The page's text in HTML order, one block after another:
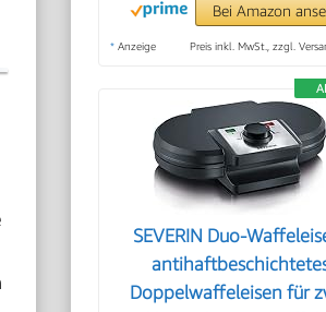
Bei Amazon
* Anzeige Preis inkl. MwSt., zzgl.
SEVERIN Duo-
Doppelwaffeleisen für